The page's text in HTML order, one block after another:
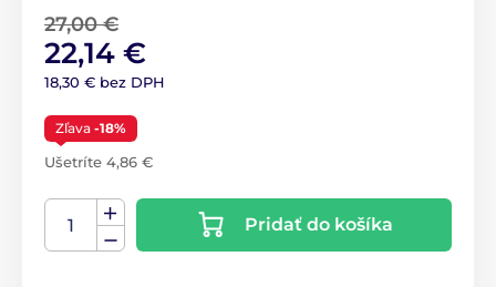
27,00 €
22,14 €
18,30 € bez DPH
Zľava -18%
Ušetríte 4,86 €
Pridať do košíka